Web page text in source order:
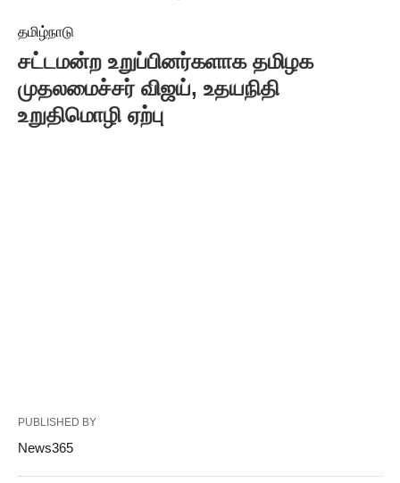
தமிழ்நாடு
சட்டமன்ற உறுப்பினர்களாக தமிழக
முதலமைச்சர் விஜய், உதயநிதி
உறுதிமொழி ஏற்பு
PUBLISHED BY
News365